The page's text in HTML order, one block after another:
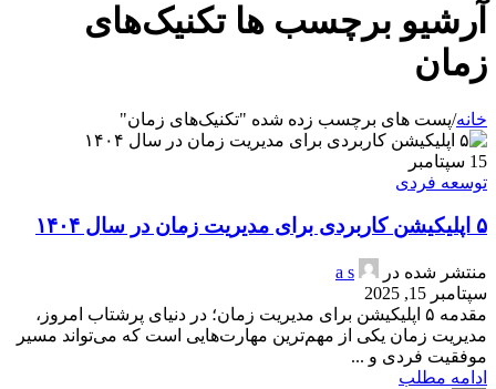
آرشیو برچسب ها تکنیک‌های
زمان
خانه/پست های برچسب زده شده "تکنیک‌های زمان"
15 سپتامبر
توسعه فردی
۵ اپلیکیشن کاربردی برای مدیریت زمان در سال ۱۴۰۴
منتشر شده در
a s
سپتامبر 15, 2025
مقدمه ۵ اپلیکیشن برای مدیریت زمان؛ در دنیای پرشتاب امروز،
مدیریت زمان یکی از مهم‌ترین مهارت‌هایی است که می‌تواند مسیر
موفقیت فردی و ...
ادامه مطلب